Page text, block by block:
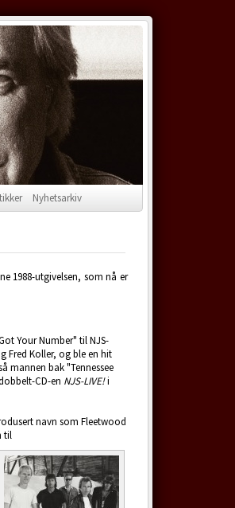
Nyhetsarkiv
1988-utgivelsen, som nå er
Your Number" til NJS-
Fred Koller, og ble en hit
mannen bak "Tennessee
CD-en NJS-LIVE!i
navn som Fleetwood
til